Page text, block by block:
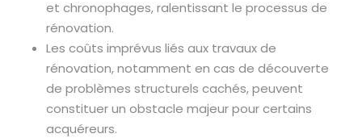
et chronophages, ralentissant le processus de
rénovation.
Les coûts imprévus liés aux travaux de
rénovation, notamment en cas de découverte
de problèmes structurels cachés, peuvent
constituer un obstacle majeur pour certains
acquéreurs.